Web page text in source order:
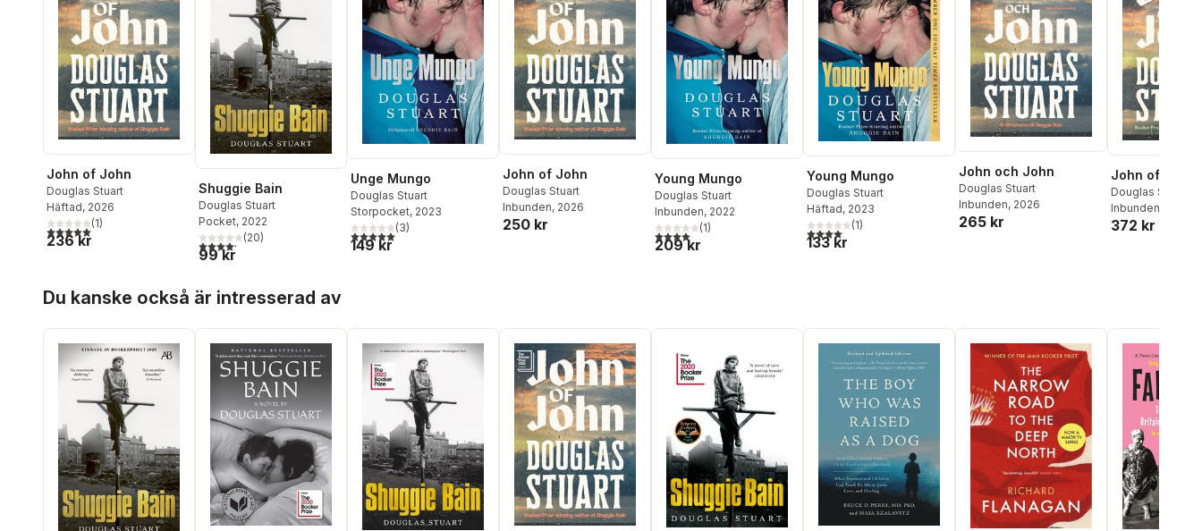
John of John
Douglas Stuart
Häftad, 2026
5,0utav 5 stjärnor. Totalt antal röster:
(1)
236 kr
Shuggie Bain
Douglas Stuart
Pocket, 2022
4,2utav 5 stjärnor. Totalt antal röster:
(20)
99 kr
Unge Mungo
Douglas Stuart
Storpocket, 2023
5,0utav 5 stjärnor. Totalt antal röster:
(3)
149 kr
John of John
Douglas Stuart
Inbunden, 2026
250 kr
Young Mungo
Douglas Stuart
Inbunden, 2022
4,0utav 5 stjärnor. Totalt antal röster:
(1)
209 kr
Young Mungo
Douglas Stuart
Häftad, 2023
4,0utav 5 stjärnor. Totalt antal röster:
(1)
133 kr
John och John
Douglas Stuart
Inbunden, 2026
265 kr
John of John
Douglas Stuart
Inbunden
372 kr
Du kanske också är intresserad av